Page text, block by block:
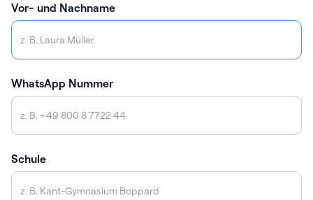
Vor- und Nachname
WhatsApp Nummer
Schule